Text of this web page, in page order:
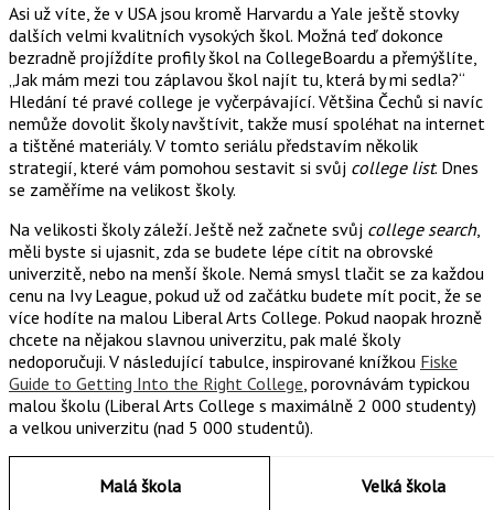
Asi už víte, že v USA jsou kromě Harvardu a Yale ještě stovky
dalších velmi kvalitních vysokých škol. Možná teď dokonce
bezradně projíždíte profily škol na CollegeBoardu a přemýšlíte,
„Jak mám mezi tou záplavou škol najít tu, která by mi sedla?“
Hledání té pravé college je vyčerpávající. Většina Čechů si navíc
nemůže dovolit školy navštívit, takže musí spoléhat na internet
a tištěné materiály. V tomto seriálu představím několik
strategií, které vám pomohou sestavit si svůj college list. Dnes
se zaměříme na velikost školy.
Na velikosti školy záleží. Ještě než začnete svůj college search
měli byste si ujasnit, zda se budete lépe cítit na obrovské
univerzitě, nebo na menší škole. Nemá smysl tlačit se za každou
cenu na Ivy League, pokud už od začátku budete mít pocit, že se
více hodíte na malou Liberal Arts College. Pokud naopak hrozně
chcete na nějakou slavnou univerzitu, pak malé školy
nedoporučuji. V následující tabulce, inspirované knížkou Fiske
Guide to Getting Into the Right College , porovnávám typickou
malou školu (Liberal Arts College s maximálně 2 000 studenty)
a velkou univerzitu (nad 5 000 studentů).
Malá škola
Velká škola